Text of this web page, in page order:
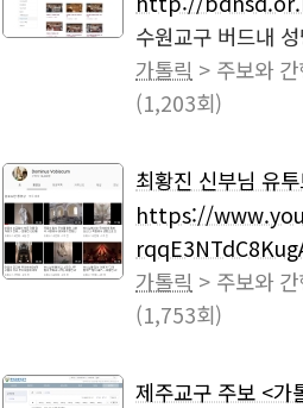
수원교구 버드내
가톨릭 > 주보와
(1,203회)
최황진 신부님 유
https://
가톨릭 > 주보와
(1,753회)
제주교구 주보 <가